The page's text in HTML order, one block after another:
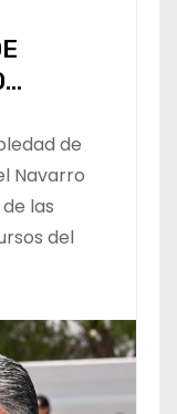
de
Navarro
las
del